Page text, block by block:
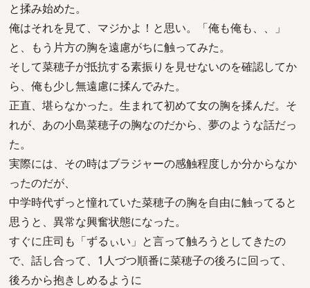
と揉み始めた。
俺はそれを見て、マジかよ！と思い。「俺も俺も、、」
と、もう片方の胸を遠慮がちに触ってみた。
そして菜穂子が抵抗する素振りを見せないのを確認してか
ら、俺も少し無遠慮に揉んでみた。
正直、堪らなかった。生まれて初めて女の胸を揉んだ。そ
れが、あの小島菜穂子の胸なのだから、夢のような話だっ
た。
実際には、その時はブラジャーの感触程度しか分からなか
ったのだが、
中学時代ずっと憧れていた菜穂子の胸を自由に触ってると
思うと、異常な興奮状態になった。
すぐに庄司も「ずるぃい」と言って触ろうとしてきたの
で、話し合って、1人づつ順番に菜穂子の後ろに回って、
後ろから抱きしめるように